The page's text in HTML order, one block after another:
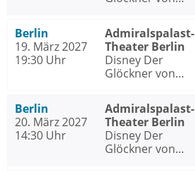
Berlin
19. März 2027
19:30 Uhr
Admiralspalast-
Theater Berlin
Disney Der
Glöckner von
Berlin
20. März 2027
14:30 Uhr
Admiralspalast-
Theater Berlin
Disney Der
Glöckner von